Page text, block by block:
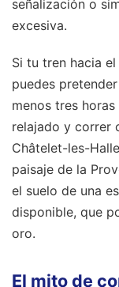
señalización o
excesiva.
Si tu tren hacia
puedes
menos tres
relajado y correr
Châtelet-les-
paisaje de la
el suelo de una
disponible, que
oro.
El mito de